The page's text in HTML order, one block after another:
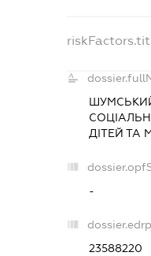
ДІТЕЙ ТА
-
23588220